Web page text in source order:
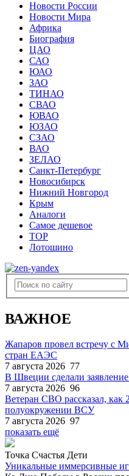
Новости России
Новости Мира
Африка
Биография
ЦАО
САО
ЮАО
ЗАО
ТИНАО
СВАО
ЮВАО
ЮЗАО
СЗАО
ВАО
ЗЕЛАО
Санкт-Петербург
Новосибирск
Нижний Новгород
Крым
Аналоги
Самое дешевое
TOP
Лотошино
ВАЖНОЕ
Жапаров провел встречу с
стран ЕАЭС
7 августа 2026 77
В Швеции сделали
7 августа 2026 96
Ветеран СВО рассказал, как
полуокружении ВСУ
7 августа 2026 97
показать ещё
Точка Счастья Дети
Уникальные иммерсивные